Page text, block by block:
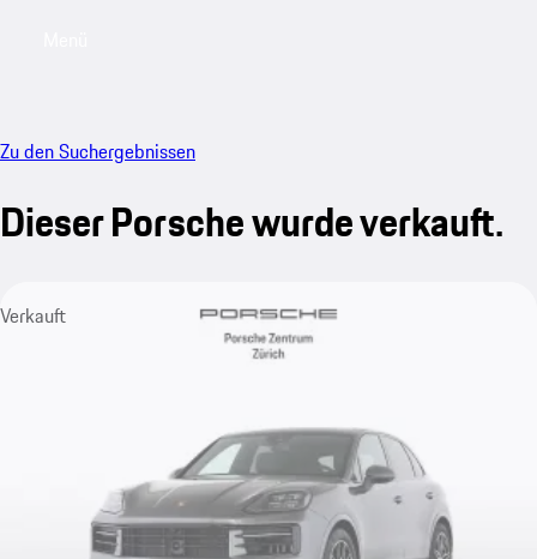
Zu den Suchergebnissen
Dieser Porsche wurde verkauft.
Verkauft